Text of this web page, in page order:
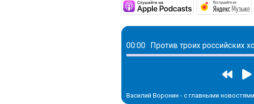
https://
00:00
Василий Воронин - с главными